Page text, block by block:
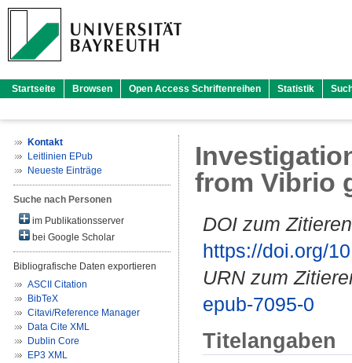
Startseite Browsen Open Access Schriftenreihen Statistik
Kontakt
Leitlinien EPub
Neueste Einträge
Suche nach Personen
im Publikationsserver
bei Google Scholar
Bibliografische Daten exportieren
ASCII Citation
BibTeX
Citavi/Reference Manager
Data Cite XML
Dublin Core
EP3 XML
from Vibrio
DOI zum
https://doi.org/
URN zum
epub-7095-0
Titelangaben